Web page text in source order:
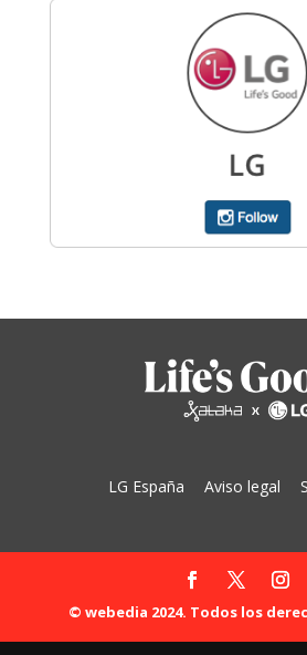
LG España Aviso legal
© webedia 2024. Todos los